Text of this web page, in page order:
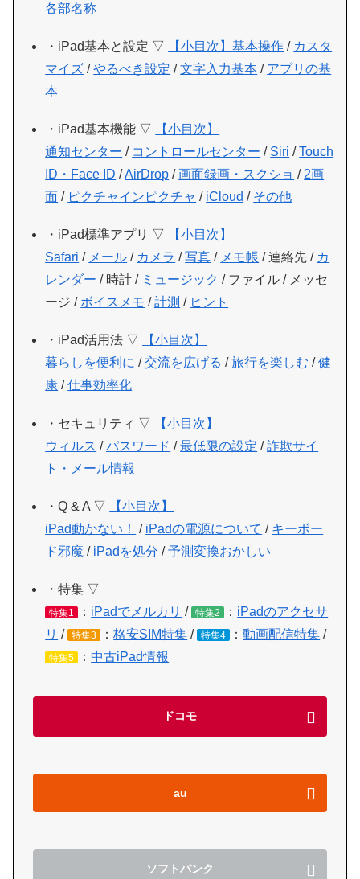
各部名称
・iPad基本と設定 ▽ 【小目次】基本操作 / カスタ
マイズ /やるべき設定 /文字入力基本 / アプリの基
本
・iPad基本機能 ▽
【小目次】
通知センター / コントロールセンター / Siri /Touch
ID・Face ID /AirDrop /画面録画・スクショ / 2画
面 / ピクチャインピクチャ / iCloud / その他
・iPad標準アプリ ▽
【小目次】
Safari / メール / カメラ /写真 / メモ帳 / 連絡先 / カ
レンダー / 時計 / ミュージック / ファイル / メッセ
ージ / ボイスメモ /計測 / ヒント
・iPad活用法 ▽
【小目次】
暮らしを便利に /交流を広げる /旅行を楽しむ /健
康 /仕事効率化
・セキュリティ ▽
【小目次】
ウィルス /パスワード /最低限の設定 /詐欺サイ
ト・メール情報
・Q & A ▽
【小目次】
iPad動かない！
/ iPadの電源について / キーボー
ド邪魔 / iPadを処分 /予測変換おかしい
・特集 ▽
特集1 ： iPadでメルカリ / 特集2 ： iPadのアクセサ
リ / 特集3 ：格安SIM特集 / 特集4 ：動画配信特集 /
特集5 ：中古iPad情報
ドコモ
au
ソフトバンク